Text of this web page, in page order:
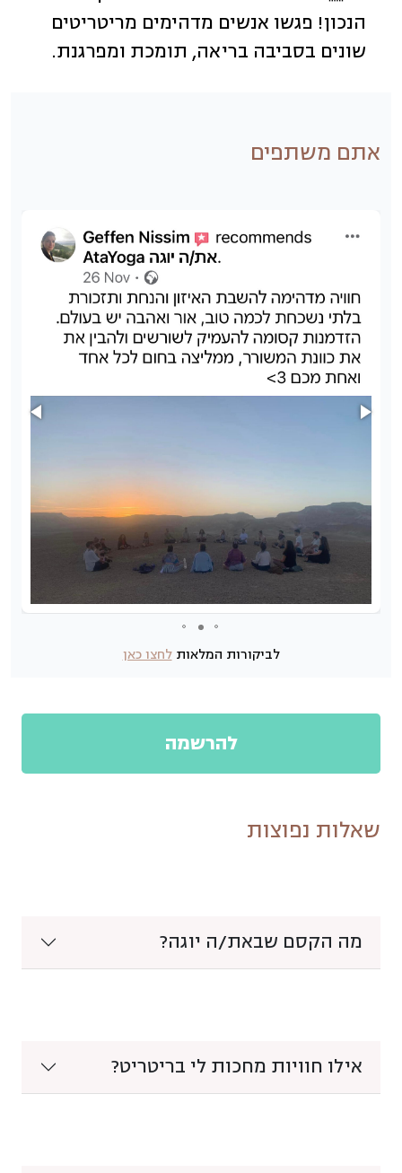
הנכון! פגשו אנשים מדהימים מריטריטים
שונים בסביבה בריאה, תומכת ומפרגנת.
אתם משתפים
לביקורות המלאותלחצו כאן
להרשמה
שאלות נפוצות
מה הקסם שבאת/ה יוגה?
אילו חוויות מחכות לי בריטריט?